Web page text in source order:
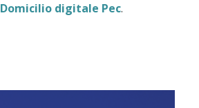
Domicilio digitale Pec.